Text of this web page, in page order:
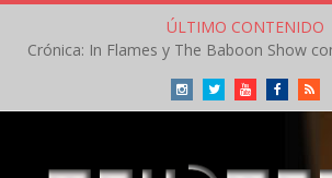
ÚLTIMO CONTENIDO
InstagramTwitterYoutubeFacebookRSS